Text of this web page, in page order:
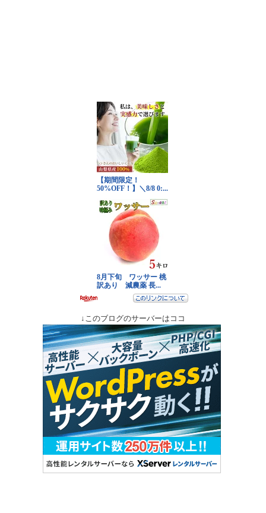
↓このブログのサーバーはココ